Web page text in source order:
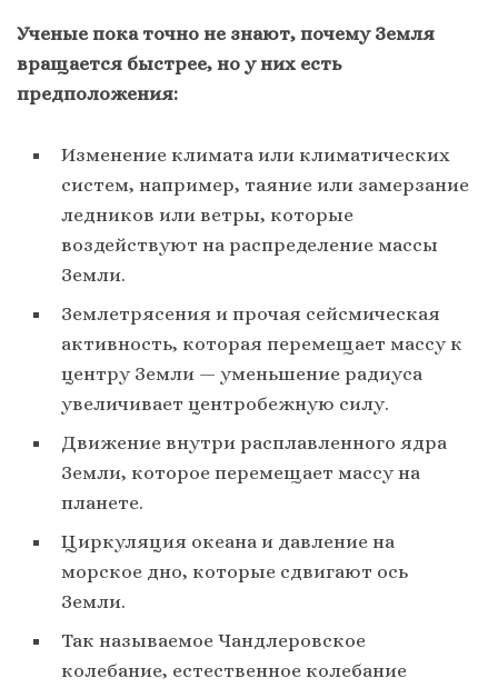
Ученые пока точно не знают, почему Земля
вращается быстрее, но у них есть
предположения:
Изменение климата или климатических
систем, например, таяние или замерзание
ледников или ветры, которые
воздействуют на распределение массы
Земли.
Землетрясения и прочая сейсмическая
активность, которая перемещает массу к
центру Земли — уменьшение радиуса
увеличивает центробежную силу.
Движение внутри расплавленного ядра
Земли, которое перемещает массу на
планете.
Циркуляция океана и давление на
морское дно, которые сдвигают ось
Земли.
Так называемое Чандлеровское
колебание, естественное колебание